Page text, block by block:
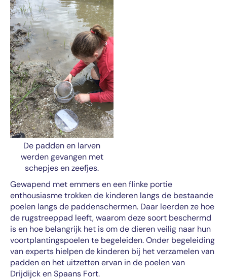
De padden en larven
werden gevangen met
schepjes en zeefjes.
Gewapend met emmers en een flinke portie
enthousiasme trokken de kinderen langs de bestaande
poelen langs de paddenschermen. Daar leerden ze hoe
de rugstreeppad leeft, waarom deze soort beschermd
is en hoe belangrijk het is om de dieren veilig naar hun
voortplantingspoelen te begeleiden. Onder begeleiding
van experts hielpen de kinderen bij het verzamelen van
padden en het uitzetten ervan in de poelen van
Drijdijck en Spaans Fort.